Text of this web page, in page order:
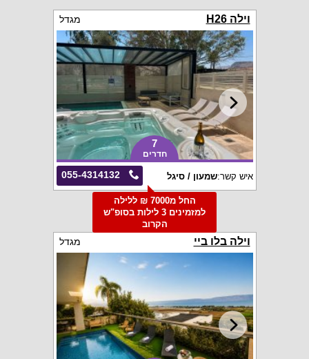
וילה H26 מגדל
7
חדרים
055-4314132 איש קשר:שמעון / סיגל
החל מ7000 ₪ ללילה
למזמינים 3 לילות בסופ"ש
הקרוב
וילה בלו ביי מגדל